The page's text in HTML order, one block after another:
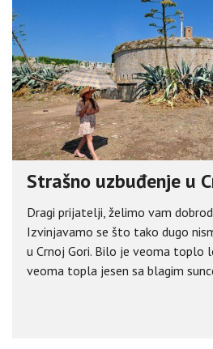
Strašno uzbuđenje u
Dragi prijatelji, želimo vam
Izvinjavamo se što tako dugo
u Crnoj Gori. Bilo je veoma toplo
veoma topla jesen sa blagim